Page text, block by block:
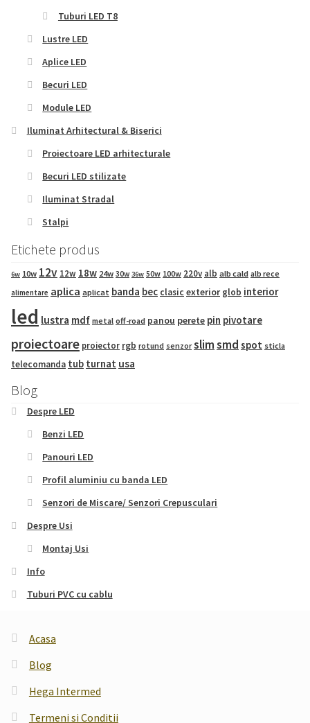
Tuburi LED T8
Lustre LED
Aplice LED
Becuri LED
Module LED
Iluminat Arhitectural & Biserici
Proiectoare LED arhitecturale
Becuri LED stilizate
Iluminat Stradal
Stalpi
Etichete produs
6w 10w 12v 12w 18w 24w 30w 36w 50w 100w 220v alb alb cald alb rece
alimentare aplica aplicat banda bec clasic exterior glob interior
led lustra mdf metal off-road panou perete pin pivotare
proiectoare proiector rgb rotund senzor slimsmd spot sticla
telecomanda tub turnat usa
Blog
Despre LED
Benzi LED
Panouri LED
Profil aluminiu cu banda LED
Senzori de Miscare/ Senzori Crepusculari
Despre Usi
Montaj Usi
Info
Tuburi PVC cu cablu
Acasa
Blog
Hega Intermed
Termeni si Conditii